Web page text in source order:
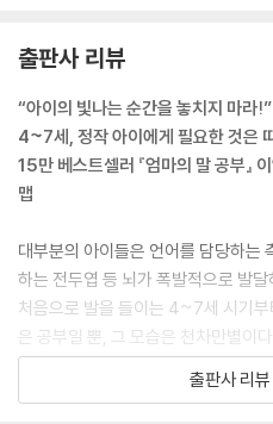
자기 조절력을 키우는 방법_애착과
자기 조절력과 공부의 상관관계
STEP 03 자기 조절력을 키우는 최
감정을 건강하게 해소하고 치유하는
부모를 위한 7가지 자기 조절력 심리
다시 한번 놀라운 5살을 만나다
Part 5 4~7세 공부, 지금 시작합니다
마법의 열쇠를 활용한 4~7세 국어 공
배울 때마다 뿌듯해한다. 그러니 이
치고, 영어를 몇 문장이라도 자연스럽
부모의 바람은 적절하고 바람직하다.
자존감뿐만 아니라 공부 자존감도
은 인성과 사회성은 물론 공부력도 발
에서
4~7세 시기에 습득하는 지식은 생각
된 하나의 지식이 그다음 지식을 받
때문이다. 아이의 지식 축적 과정을
제공되는 지식과 결합해 더 넓게 확
들어본 적이 없는 지식이라면 그것
출판사 리뷰
“아이의 빛나는 순간을 놓치지 마라!”
4~7세, 정작 아이에게 필요한 것은
15만 베스트셀러 『엄마의 말 공부』
맵
대부분의 아이들은 언어를 담당하는
하는 전두엽 등 뇌가 폭발적으로 발
처음으로 발을 들이는 4~7세 시기
은 공부일 뿐, 그 모습은 천차만별이
하게 스케줄을 짜서 공부시키는 부
무것도 가르치지 않고 그저 놀게 내
출판사 리